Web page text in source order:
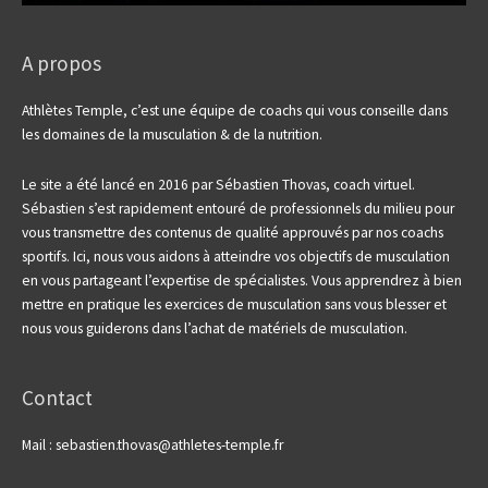
A propos
Athlètes Temple, c’est une équipe de coachs qui vous conseille dans
les domaines de la musculation & de la nutrition.
Le site a été lancé en 2016 par Sébastien Thovas, coach virtuel.
Sébastien s’est rapidement entouré de professionnels du milieu pour
vous transmettre des contenus de qualité approuvés par nos coachs
sportifs. Ici, nous vous aidons à atteindre vos objectifs de musculation
en vous partageant l’expertise de spécialistes. Vous apprendrez à bien
mettre en pratique les exercices de musculation sans vous blesser et
nous vous guiderons dans l’achat de matériels de musculation.
Contact
Mail : sebastien.thovas@athletes-temple.fr